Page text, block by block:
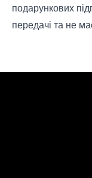
подарункових
передачі та не